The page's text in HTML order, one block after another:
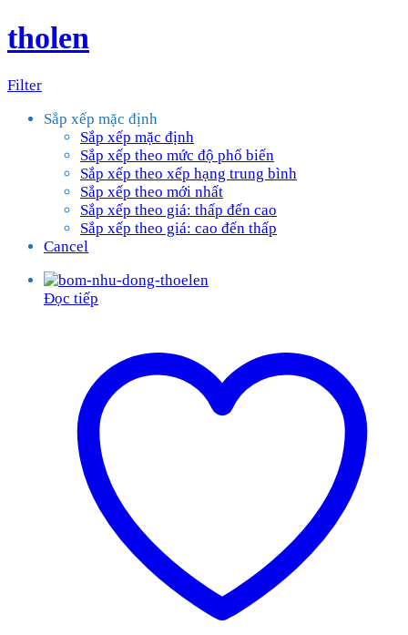
tholen
Filter
Sắp xếp mặc định
Sắp xếp mặc định
Sắp xếp theo mức độ phổ biến
Sắp xếp theo xếp hạng trung bình
Sắp xếp theo mới nhất
Sắp xếp theo giá: thấp đến cao
Sắp xếp theo giá: cao đến thấp
Cancel
Đọc tiếp